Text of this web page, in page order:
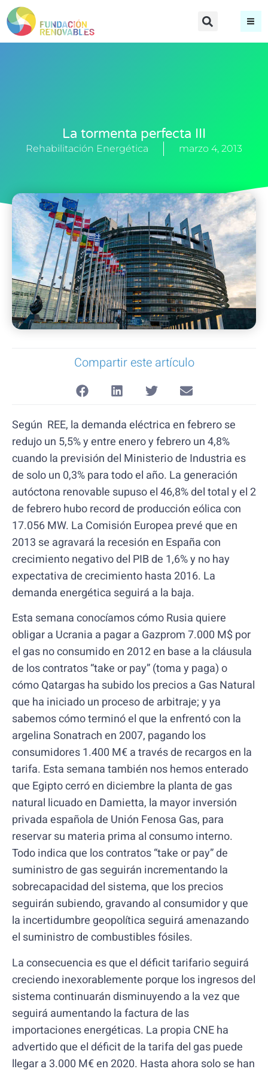
La tormenta perfecta III
Rehabilitación Energética marzo 4, 2013
Compartir este artículo
Según REE, la demanda eléctrica en febrero se
redujo un 5,5% y entre enero y febrero un 4,8%
cuando la previsión del Ministerio de Industria es
de solo un 0,3% para todo el año. La generación
autóctona renovable supuso el 46,8% del total y el 2
de febrero hubo record de producción eólica con
17.056 MW. La Comisión Europea prevé que en
2013 se agravará la recesión en España con
crecimiento negativo del PIB de 1,6% y no hay
expectativa de crecimiento hasta 2016. La
demanda energética seguirá a la baja.
Esta semana conocíamos cómo Rusia quiere
obligar a Ucrania a pagar a Gazprom 7.000 M$ por
el gas no consumido en 2012 en base a la cláusula
de los contratos “take or pay” (toma y paga) o
cómo Qatargas ha subido los precios a Gas Natural
que ha iniciado un proceso de arbitraje; y ya
sabemos cómo terminó el que la enfrentó con la
argelina Sonatrach en 2007, pagando los
consumidores 1.400 M€ a través de recargos en la
tarifa. Esta semana también nos hemos enterado
que Egipto cerró en diciembre la planta de gas
natural licuado en Damietta, la mayor inversión
privada española de Unión Fenosa Gas, para
reservar su materia prima al consumo interno.
Todo indica que los contratos “take or pay” de
suministro de gas seguirán incrementando la
sobrecapacidad del sistema, que los precios
seguirán subiendo, gravando al consumidor y que
la incertidumbre geopolítica seguirá amenazando
el suministro de combustibles fósiles.
La consecuencia es que el déficit tarifario seguirá
creciendo inexorablemente porque los ingresos del
sistema continuarán disminuyendo a la vez que
seguirá aumentando la factura de las
importaciones energéticas. La propia CNE ha
advertido que el déficit de la tarifa del gas puede
llegar a 3.000 M€ en 2020. Hasta ahora solo se han